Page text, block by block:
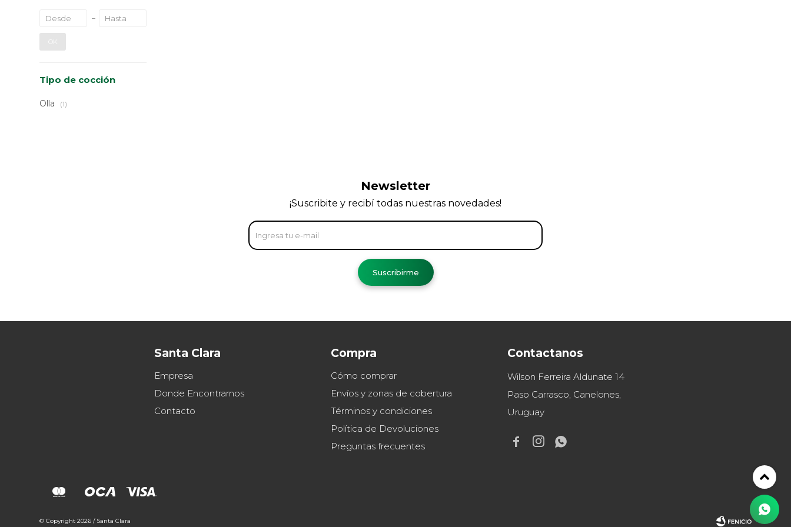
OK
Tipo de cocción
Olla (1)
Santa Clara
Empresa
Donde Encontrarnos
Contacto
Compra
Cómo comprar
Envíos y zonas de cobertura
Términos y condiciones
Política de Devoluciones
Preguntas frecuentes
Contactanos
Wilson Ferreira Aldunate 14
Paso Carrasco, Canelones,
Uruguay
  
Newsletter
¡Suscribite y recibí todas nuestras novedades!
Suscribirme
© Copyright 2026 / Santa Clara